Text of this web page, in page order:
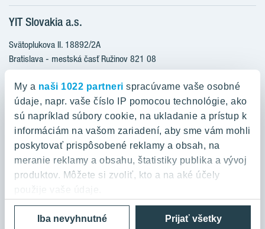
My a naši 1022 partneri spracúvame vaše osobné
údaje, napr. vaše číslo IP pomocou technológie, ako
sú napríklad súbory cookie, na ukladanie a prístup k
informáciám na vašom zariadení, aby sme vám mohli
poskytovať prispôsobené reklamy a obsah, na
meranie reklamy a obsahu, štatistiky publika a vývoj
produktov. Môžete si zvoliť, kto a na aké účely
Ak to povolíte, chceli by sme tiež: Prijať všetky
Iba nevyhnutné
Prečo bývať s nami
Udržateľnosť máme v DNA
Starostlivosť o zákazníkov
Financovanie
Služba Starý za nový
Služba zariadenia bytu
Novinky a médiá
Kariéra
Kontakt
Družstevné bývanie
NUPPU
ZWIRN
MLYNÁRKA
ZWIRN OFFICE
Pradiareň 1900
YIT Slovakia a.s.
Svätoplukova II. 18892/2A
Bratislava - mestská časť Ružinov 821 08
Slovakia
0800 800 474
info@yit.sk
Pre volania zo zahraničia:
+421 903 999 333
Ochrana osobných údajov a podmienky používania